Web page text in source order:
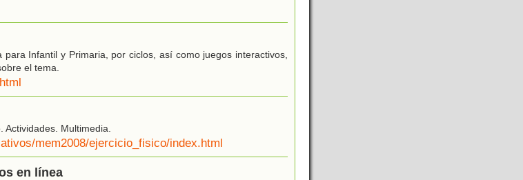
Infantil y Primaria, por ciclos, así como juegos interactivos,
el tema.
Multimedia.
mem2008/ejercicio_fisico/index.html
en línea